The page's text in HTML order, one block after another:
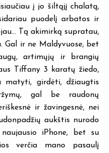
į jo šiltąjį chalatą,
puodelį arbatos ir
Tą akimirką supratau,
Gal ir ne Maldyvuose, bet
artimųjų ir brangių
Tiffany 3 karatų žiedo,
girdėti, džiaugtis
gal be raudonų
ir žavingesnė, nei
aukštis nurodo
iPhone, bet su
verčia mano pasaulį